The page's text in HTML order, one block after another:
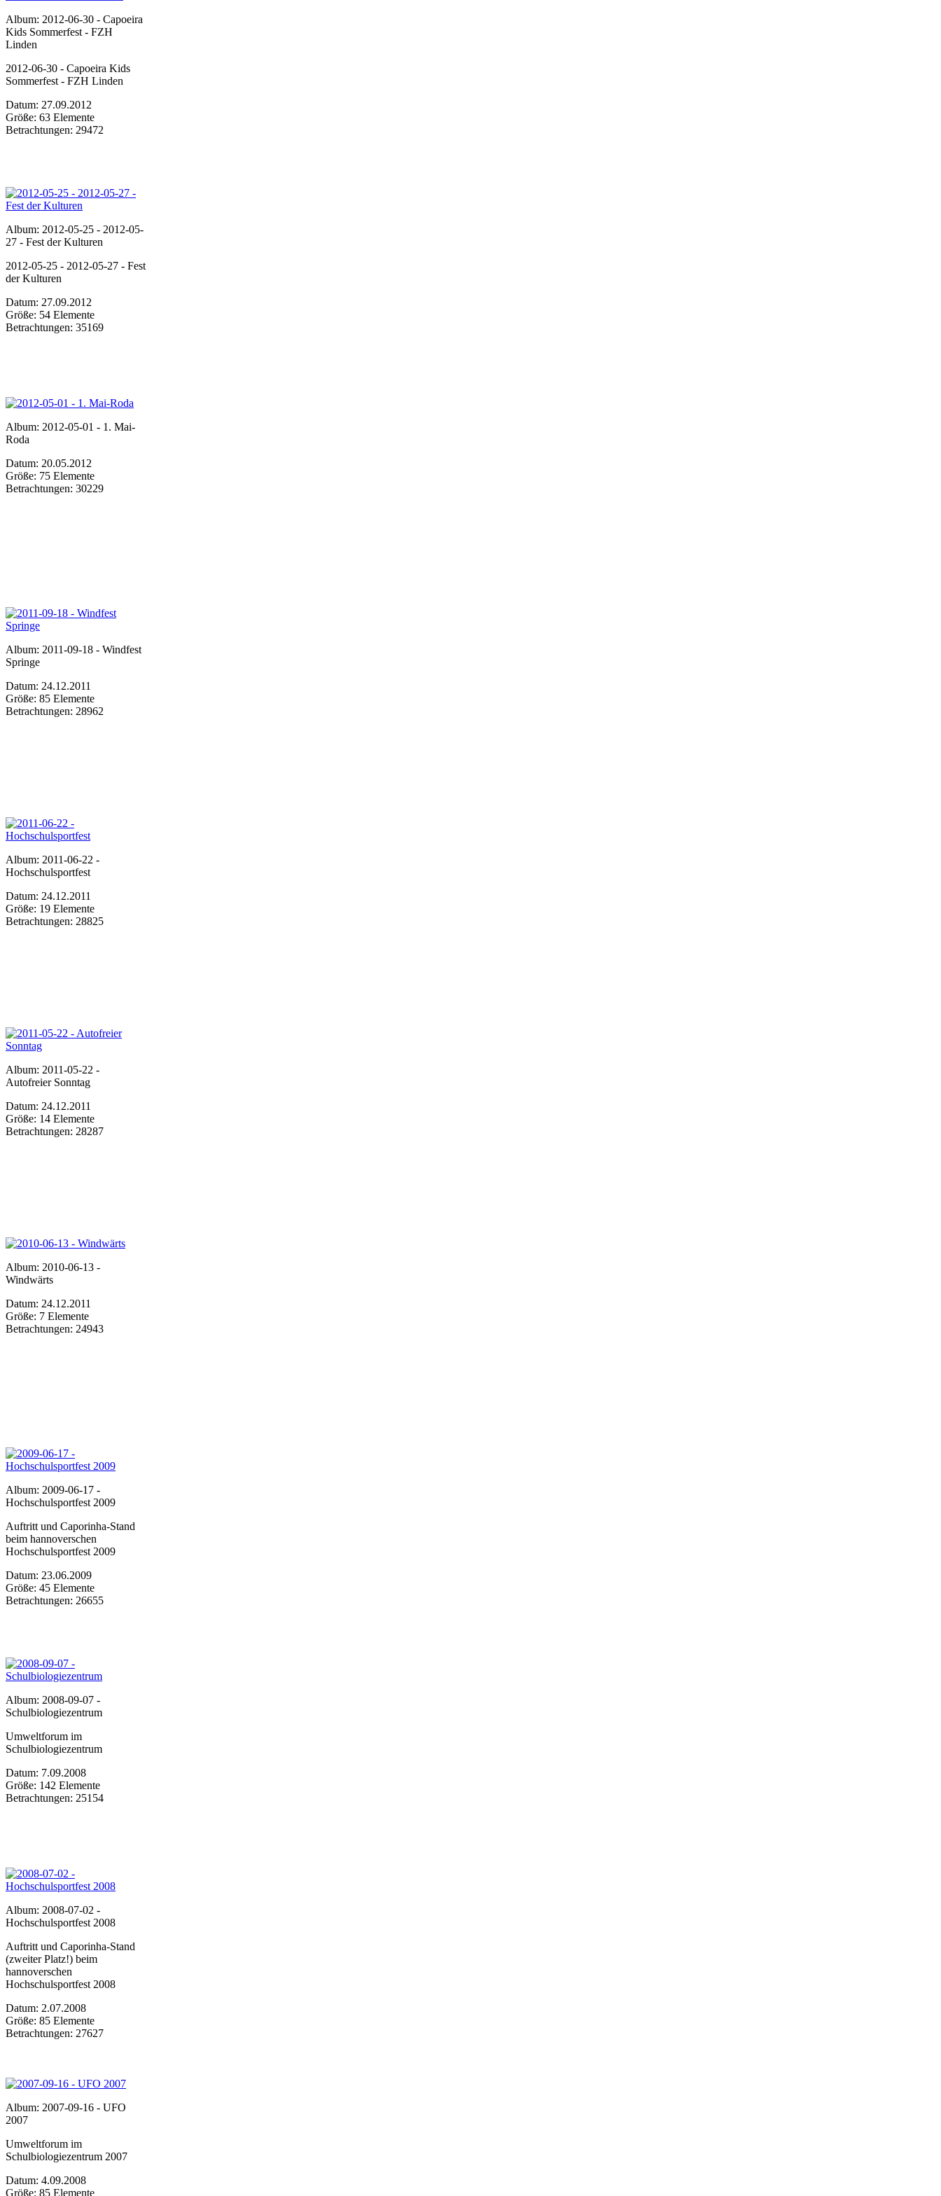
Album: 2012-06-30 - Capoeira
Kids Sommerfest - FZH
Linden
2012-06-30 - Capoeira Kids
Sommerfest - FZH Linden
Datum: 27.09.2012
Größe: 63 Elemente
Betrachtungen: 29472
Album: 2012-05-25 - 2012-05-
27 - Fest der Kulturen
2012-05-25 - 2012-05-27 - Fest
der Kulturen
Datum: 27.09.2012
Größe: 54 Elemente
Betrachtungen: 35169
Album: 2012-05-01 - 1. Mai-
Roda
Datum: 20.05.2012
Größe: 75 Elemente
Betrachtungen: 30229
Album: 2011-09-18 - Windfest
Springe
Datum: 24.12.2011
Größe: 85 Elemente
Betrachtungen: 28962
Album: 2011-06-22 -
Hochschulsportfest
Datum: 24.12.2011
Größe: 19 Elemente
Betrachtungen: 28825
Album: 2011-05-22 -
Autofreier Sonntag
Datum: 24.12.2011
Größe: 14 Elemente
Betrachtungen: 28287
Album: 2010-06-13 -
Windwärts
Datum: 24.12.2011
Größe: 7 Elemente
Betrachtungen: 24943
Album: 2009-06-17 -
Hochschulsportfest 2009
Auftritt und Caporinha-Stand
beim hannoverschen
Hochschulsportfest 2009
Datum: 23.06.2009
Größe: 45 Elemente
Betrachtungen: 26655
Album: 2008-09-07 -
Schulbiologiezentrum
Umweltforum im
Schulbiologiezentrum
Datum: 7.09.2008
Größe: 142 Elemente
Betrachtungen: 25154
Album: 2008-07-02 -
Hochschulsportfest 2008
Auftritt und Caporinha-Stand
(zweiter Platz!) beim
hannoverschen
Hochschulsportfest 2008
Datum: 2.07.2008
Größe: 85 Elemente
Betrachtungen: 27627
Album: 2007-09-16 - UFO
2007
Umweltforum im
Schulbiologiezentrum 2007
Datum: 4.09.2008
Größe: 85 Elemente